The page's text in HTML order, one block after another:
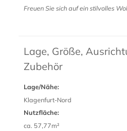
Freuen Sie sich auf ein stilvolles
Lage, Größe,
Zubehör
Lage/Nähe:
Klagenfurt-Nord
Nutzfläche:
ca. 57,77m²